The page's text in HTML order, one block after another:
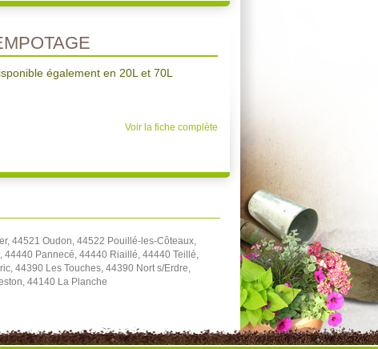
également en 20L et 70L
Voir la fiche complète
44521 Oudon, 44522 Pouillé-les-Côteaux,
Pannecé, 44440 Riaillé, 44440 Teillé,
44390 Les Touches, 44390 Nort s/Erdre,
44140 La Planche